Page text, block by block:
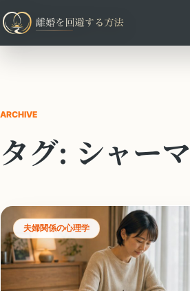
ARCHIVE
タグ: シャー
夫婦関係の心理学